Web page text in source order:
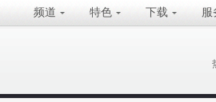
频道 特色 下载 服